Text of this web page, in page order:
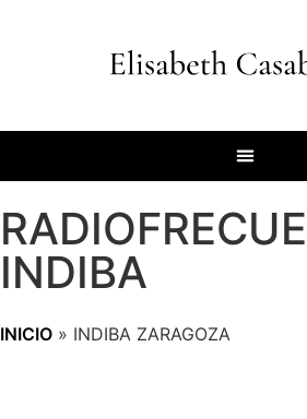
INDIBA
INICIO » INDIBA ZARAGOZA